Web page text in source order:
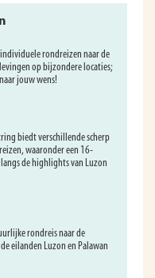
rondreizen naar de
op bijzondere locaties;
jouw wens!
biedt verschillende scherp
waaronder een 16-
de highlights van Luzon
rondreis naar de
eilanden Luzon en Palawan